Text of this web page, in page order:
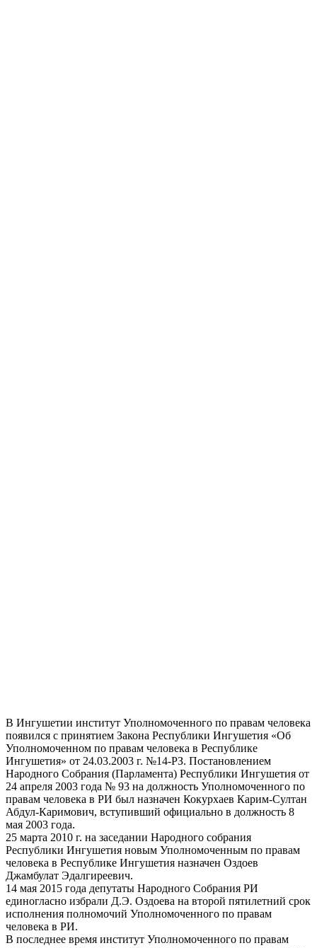
В Ингушетии институт Уполномоченного по правам человека
появился с принятием Закона Республики Ингушетия «Об
Уполномоченном по правам человека в Республике
Ингушетия» от 24.03.2003 г. №14-РЗ. Постановлением
Народного Собрания (Парламента) Республики Ингушетия от
24 апреля 2003 года № 93 на должность Уполномоченного по
правам человека в РИ был назначен Кокурхаев Карим-Султан
Абдул-Каримович, вступивший официально в должность 8
мая 2003 года.
25 марта 2010 г. на заседании Народного собрания
Республики Ингушетия новым Уполномоченным по правам
человека в Республике Ингушетия назначен Оздоев
Джамбулат Эдалгиреевич.
14 мая 2015 года депутаты Народного Собрания РИ
единогласно избрали Д.Э. Оздоева на второй пятилетний срок
исполнения полномочий Уполномоченного по правам
человека в РИ.
В последнее время институт Уполномоченного по правам